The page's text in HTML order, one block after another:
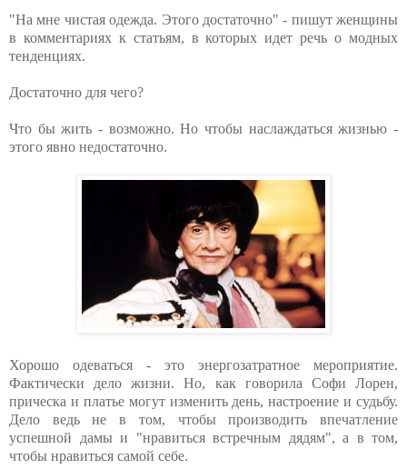
"На мне чистая одежда. Этого достаточно" - пишут женщины
в комментариях к статьям, в которых идет речь о модных
тенденциях.
Достаточно для чего?
Что бы жить - возможно. Но чтобы наслаждаться жизнью -
этого явно недостаточно.
Хорошо одеваться - это энергозатратное мероприятие.
Фактически дело жизни. Но, как говорила Софи Лорен,
прическа и платье могут изменить день, настроение и судьбу.
Дело ведь не в том, чтобы производить впечатление
успешной дамы и "нравиться встречным дядям", а в том,
чтобы нравиться самой себе.